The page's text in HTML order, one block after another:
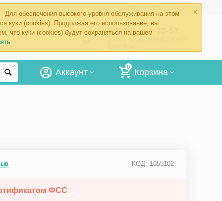
×
Для обеспечения высокого уровня обслуживания на этом
куки (cookies). Продолжая его использование, вы
что куки (cookies) будут сохраняться на вашем
8 (800) 201-70-57
0
Корзина
Аккаунт
КОД: 1955102
ФСС